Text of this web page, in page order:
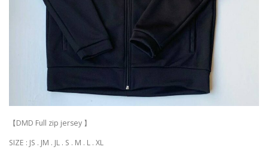
【DMD Full zip jersey 】
SIZE : JS . JM . JL . S . M . L . XL